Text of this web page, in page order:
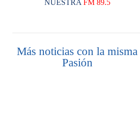
NUESTRA FM 89.5
Más noticias con la misma
Pasión